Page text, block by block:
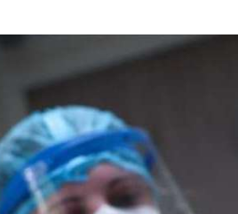
Επικοινωνία